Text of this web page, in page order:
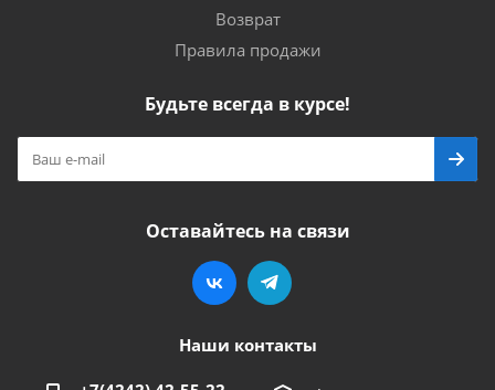
Возврат
Правила продажи
Будьте всегда в курсе!
Оставайтесь на связи
Наши контакты